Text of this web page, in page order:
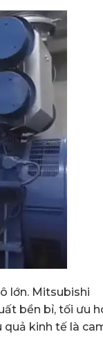
lớn. Mitsubishi
bền bỉ, tối ưu
quả kinh tế là